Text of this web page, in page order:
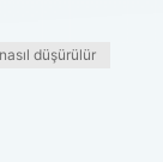
nasıl düşürülür